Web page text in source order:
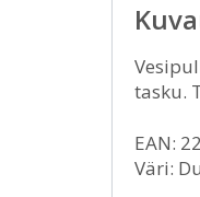
tasku.
EAN:
Väri: